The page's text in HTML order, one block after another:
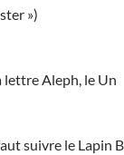
»)
lettre Aleph, le Un
suivre le Lapin